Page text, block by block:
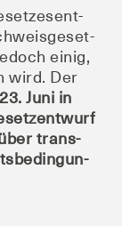
einig,
wird. Der
23. Juni in
trans­